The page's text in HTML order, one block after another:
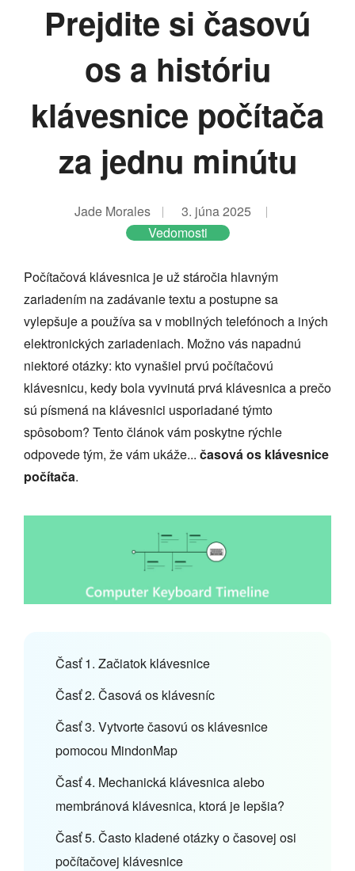
Prejdite si časovú
os a históriu
klávesnice počítača
za jednu minútu
Jade Morales
3. júna 2025
Vedomosti
Počítačová klávesnica je už stáročia hlavným
zariadením na zadávanie textu a postupne sa
vylepšuje a používa sa v mobilných telefónoch a iných
elektronických zariadeniach. Možno vás napadnú
niektoré otázky: kto vynašiel prvú počítačovú
klávesnicu, kedy bola vyvinutá prvá klávesnica a prečo
sú písmená na klávesnici usporiadané týmto
spôsobom? Tento článok vám poskytne rýchle
odpovede tým, že vám ukáže... časová os klávesnice
počítača.
Časť 1. Začiatok klávesnice
Časť 2. Časová os klávesníc
Časť 3. Vytvorte časovú os klávesnice
pomocou MindonMap
Časť 4. Mechanická klávesnica alebo
membránová klávesnica, ktorá je lepšia?
Časť 5. Často kladené otázky o časovej osi
počítačovej klávesnice